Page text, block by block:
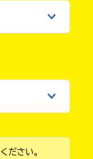
ださい。